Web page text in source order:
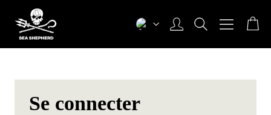
contenu
Sea Shepherd Switzerland
Se connecter